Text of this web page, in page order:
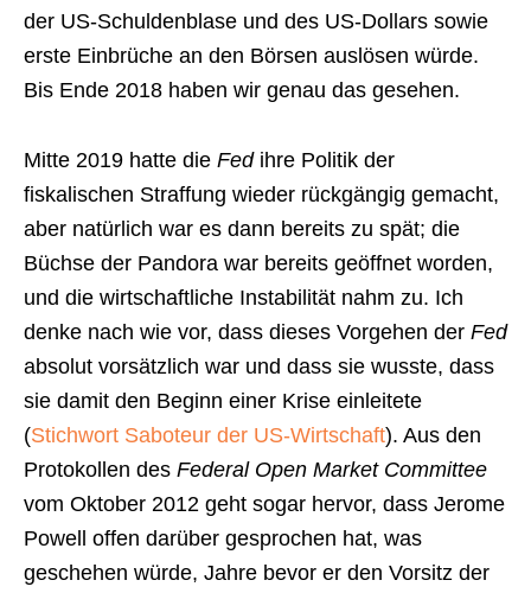
der US-Schuldenblase und des US-Dollars sowie
erste Einbrüche an den Börsen auslösen würde.
Bis Ende 2018 haben wir genau das gesehen.
Mitte 2019 hatte die Fedihre Politik der
fiskalischen Straffung wieder rückgängig gemacht,
aber natürlich war es dann bereits zu spät; die
Büchse der Pandora war bereits geöffnet worden,
und die wirtschaftliche Instabilität nahm zu. Ich
denke nach wie vor, dass dieses Vorgehen der Fed
absolut vorsätzlich war und dass sie wusste, dass
sie damit den Beginn einer Krise einleitete
(Stichwort Saboteur der US-Wirtschaft). Aus den
Protokollen des Federal Open Market Committee
vom Oktober 2012 geht sogar hervor, dass Jerome
Powell offen darüber gesprochen hat, was
geschehen würde, Jahre bevor er den Vorsitz der